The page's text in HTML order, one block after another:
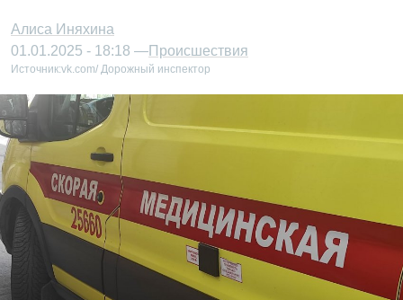
Алиса Иняхина
01.01.2025 - 18:18 —Происшествия
Источник:vk.com/ Дорожный инспектор